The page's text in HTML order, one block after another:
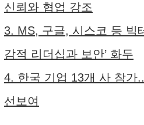
신뢰와 협업 강조
3. MS, 구글, 시스코 등 빅
감적 리더십과 보안’ 화두
4. 한국 기업 13개 사 참가
선보여